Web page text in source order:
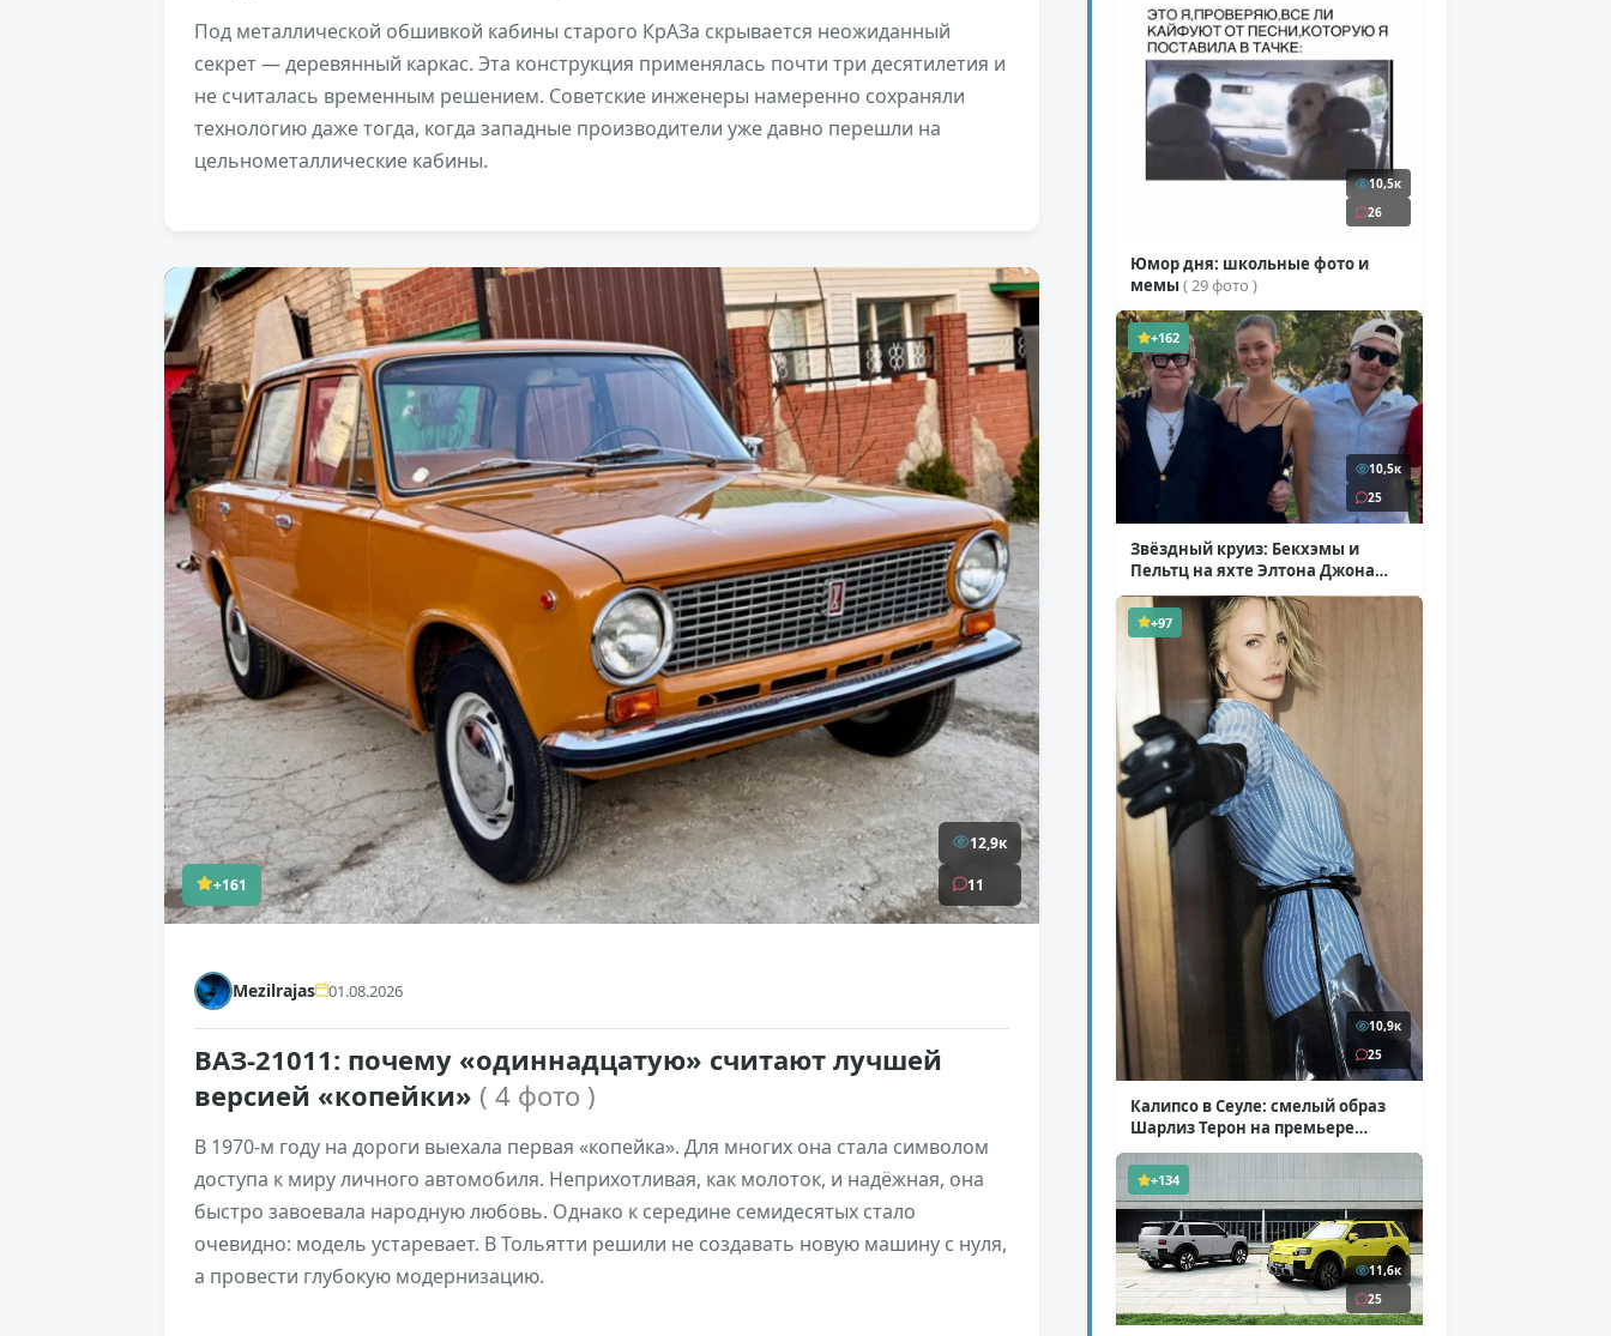
Под металлической обшивкой кабины старого КрАЗа скрывается неожиданный
секрет — деревянный каркас. Эта конструкция применялась почти три десятилетия и
не считалась временным решением. Советские инженеры намеренно сохраняли
технологию даже тогда, когда западные производители уже давно перешли на
цельнометаллические кабины.
+161
12,9к
11
Mezilrajas 01.08.2026
ВАЗ-21011: почему «одиннадцатую» считают лучшей
версией «копейки» ( 4 фото )
В 1970-м году на дороги выехала первая «копейка». Для многих она стала символом
доступа к миру личного автомобиля. Неприхотливая, как молоток, и надёжная, она
быстро завоевала народную любовь. Однако к середине семидесятых стало
очевидно: модель устаревает. В Тольятти решили не создавать новую машину с нуля,
а провести глубокую модернизацию.
10,5к
26
Юмор дня: школьные фото и
мемы ( 29 фото )
+162
10,5к
25
Звёздный круиз: Бекхэмы и
Пельтц на яхте Элтона Джона
( 12 фото )
+97
10,9к
25
Калипсо в Сеуле: смелый образ
Шарлиз Терон на премьере
«Одиссеи»( 6 фото )
+134
11,6к
25